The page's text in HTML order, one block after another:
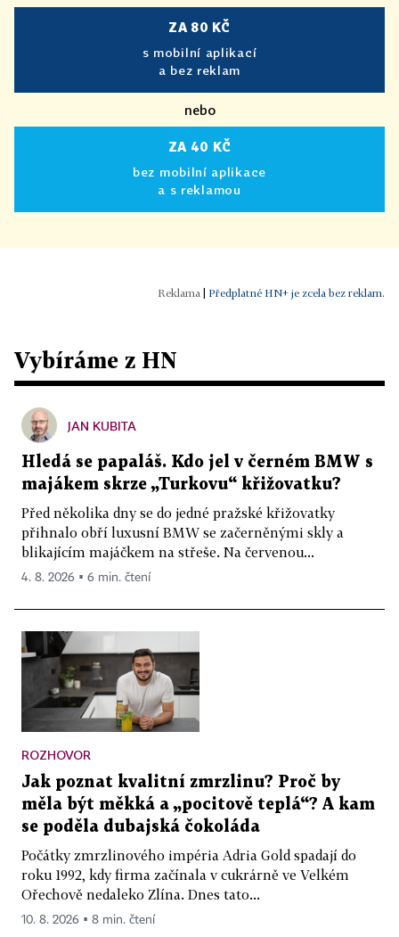
ZA 80 KČ
s mobilní aplikací
a bez reklam
nebo
ZA 40 KČ
bez mobilní aplikace
a s reklamou
Předplatné HN+ je zcela bez reklam.
Vybíráme z HN
JAN KUBITA
Hledá se papaláš. Kdo jel v černém BMW s
majákem skrze „Turkovu“ křižovatku?
Před několika dny se do jedné pražské křižovatky
přihnalo obří luxusní BMW se začerněnými skly a
blikajícím majáčkem na střeše. Na červenou...
4. 8. 2026 ▪ 6 min. čtení
ROZHOVOR
Jak poznat kvalitní zmrzlinu? Proč by
měla být měkká a „pocitově teplá“? A kam
se poděla dubajská čokoláda
Počátky zmrzlinového impéria Adria Gold spadají do
roku 1992, kdy firma začínala v cukrárně ve Velkém
Ořechově nedaleko Zlína. Dnes tato...
10. 8. 2026 ▪ 8 min. čtení